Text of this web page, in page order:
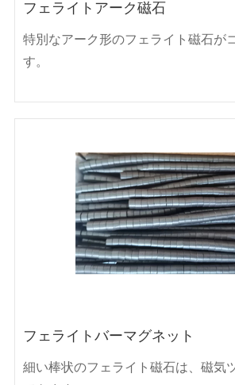
フェライトアーク磁石
特別なアーク形のフェライト磁石が
す。
フェライトバーマグネット
細い棒状のフェライト磁石は、磁気